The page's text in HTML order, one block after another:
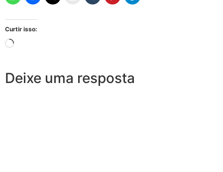
Curtir isso:
Deixe uma resposta